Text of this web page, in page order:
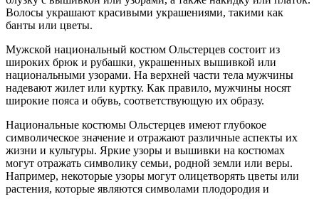
Волосы украшают красивыми украшениями, такими как
банты или цветы.
Мужской национальный костюм Ольстерцев состоит из
широких брюк и рубашки, украшенных вышивкой или
национальными узорами. На верхней части тела мужчины
надевают жилет или куртку. Как правило, мужчины носят
широкие пояса и обувь, соответствующую их образу.
Национальные костюмы Ольстерцев имеют глубокое
символическое значение и отражают различные аспекты их
жизни и культуры. Яркие узоры и вышивки на костюмах
могут отражать символику семьи, родной земли или веры.
Например, некоторые узоры могут олицетворять цветы или
растения, которые являются символами плодородия и